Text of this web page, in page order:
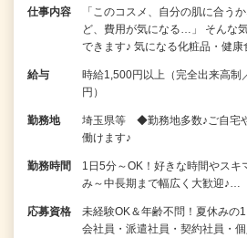
仕事内容
「このコスメ、自分の肌に合う
ど、費用が気になる…」 そんな
できます♪ 気になる化粧品・健康
給与
時給1,500円以上（完全出来高制
円）
勤務地
埼玉県等 ◆勤務地多数♪ご自宅
働けます♪
勤務時間
1日5分～OK！好きな時間やス
み～中長期まで幅広く大歓迎♪…
応募資格
未経験OK＆年齢不問！夏休み
会社員・派遣社員・契約社員・